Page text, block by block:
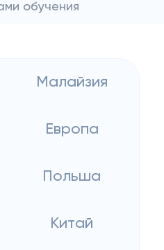
обучения
Малайзия
Европа
Польша
Китай